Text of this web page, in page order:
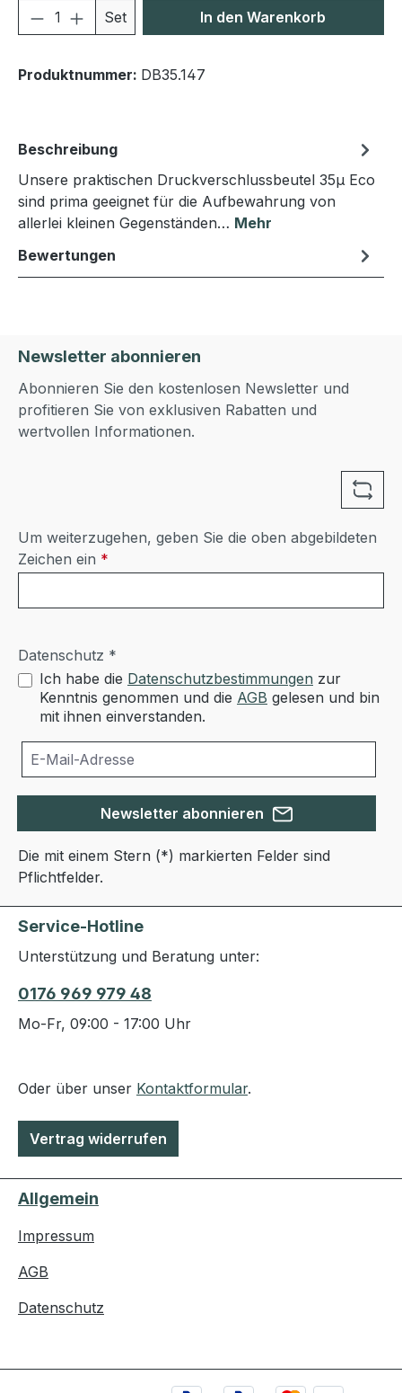
Produkt Anzahl: Gib den
Set In den Warenkorb
Produktnummer: DB35.147
Beschreibung
Unsere praktischen Druckverschlussbeutel 35μ Eco
sind prima geeignet für die Aufbewahrung von
allerlei kleinen Gegenständen… Mehr
Bewertungen
Newsletter abonnieren
Abonnieren Sie den kostenlosen Newsletter und
profitieren Sie von exklusiven Rabatten und
wertvollen Informationen.
Um weiterzugehen, geben Sie die oben abgebildeten
Zeichen ein *
Datenschutz *
Ich habe die Datenschutzbestimmungen zur
Kenntnis genommen und die AGB gelesen und bin
mit ihnen einverstanden.
Newsletter abonnieren
Die mit einem Stern (*) markierten Felder sind
Pflichtfelder.
Service-Hotline
Unterstützung und Beratung unter:
0176 969 979 48
Mo-Fr, 09:00 - 17:00 Uhr
Oder über unser Kontaktformular.
Vertrag widerrufen
Allgemein
Impressum
AGB
Datenschutz